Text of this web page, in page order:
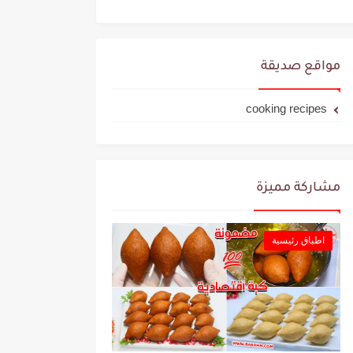
مواقع صديقة
cooking recipes
مشاركة مميزة
اطباق رئيسية